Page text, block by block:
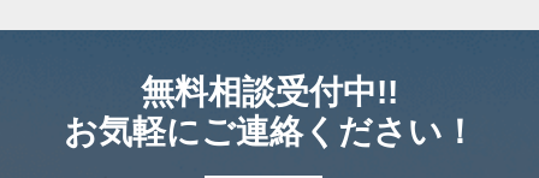
無料相談受付中!!
お気軽にご連絡ください！